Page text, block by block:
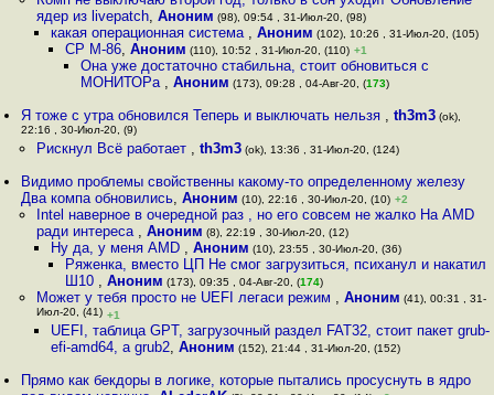
ядер из livepatch, Аноним (98), 09:54 , 31-Июл-20, (98)
какая операционная система , Аноним (102), 10:26 , 31-Июл-20, (105)
CP M-86,Аноним (110), 10:52 , 31-Июл-20, (110) +1
Она уже достаточно стабильна, стоит обновиться с
МОНИТОРа , Аноним (173), 09:28 , 04-Авг-20, (173)
Я тоже с утра обновился Теперь и выключать нельзя ,th3m3 (ok),
22:16 , 30-Июл-20, (9)
Рискнул Всё работает , th3m3(ok), 13:36 , 31-Июл-20, (124)
Видимо проблемы свойственны какому-то определенному железу
Два компа обновились,Аноним (10), 22:16 , 30-Июл-20, (10) +2
Intel наверное в очередной раз , но его совсем не жалко На AMD
ради интереса , Аноним (8), 22:19 , 30-Июл-20, (12)
Ну да, у меня AMD , Аноним (10), 23:55 , 30-Июл-20, (36)
Ряженка, вместо ЦП Не смог загрузиться, психанул и накатил
Ш10 ,Аноним (173), 09:35 , 04-Авг-20, (174)
Может у тебя просто не UEFI легаси режим , Аноним (41), 00:31 , 31-
Июл-20, (41) +1
UEFI, таблица GPT, загрузочный раздел FAT32, стоит пакет grub-
efi-amd64, а grub2, Аноним (152), 21:44 , 31-Июл-20, (152)
Прямо как бекдоры в логике, которые пытались просуснуть в ядро